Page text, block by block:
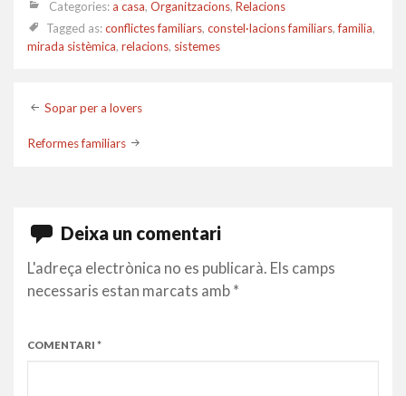
Categories:a casa, Organitzacions, Relacions
Tagged as:conflictes familiars, constel·lacions familiars,familia,
mirada sistèmica, relacions, sistemes
Post
navigation
Sopar per a lovers
Reformes familiars
Deixa un comentari
L'adreça electrònica no es publicarà. Els camps
necessaris estan marcats amb *
COMENTARI *